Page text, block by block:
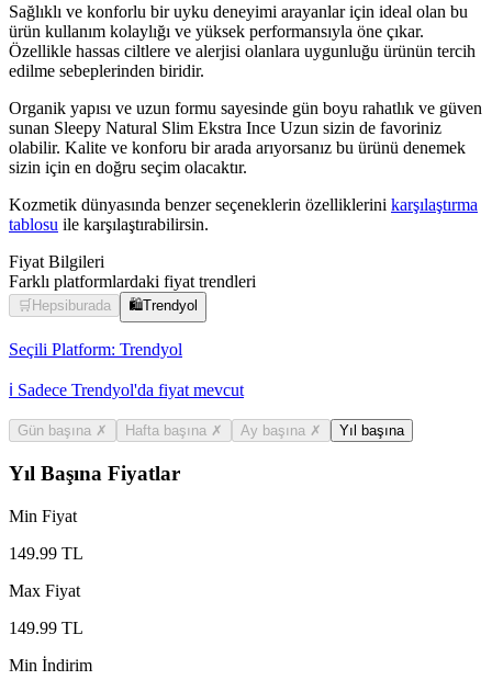
Sağlıklı ve konforlu bir uyku deneyimi arayanlar için ideal olan bu
ürün kullanım kolaylığı ve yüksek performansıyla öne çıkar.
Özellikle hassas ciltlere ve alerjisi olanlara uygunluğu ürünün tercih
edilme sebeplerinden biridir.
Organik yapısı ve uzun formu sayesinde gün boyu rahatlık ve güven
sunan Sleepy Natural Slim Ekstra Ince Uzun sizin de favoriniz
olabilir. Kalite ve konforu bir arada arıyorsanız bu ürünü denemek
sizin için en doğru seçim olacaktır.
Kozmetik dünyasında benzer seçeneklerin özelliklerini karşılaştırma
tablosu ile karşılaştırabilirsin.
Fiyat Bilgileri
Farklı platformlardaki fiyat trendleri
🛒Hepsiburada 🛍️Trendyol
Seçili Platform: Trendyol
ℹ️ Sadece Trendyol'da fiyat mevcut
Gün başına ✗ Hafta başına ✗ Ay başına ✗ Yıl başına
Yıl Başına Fiyatlar
Min Fiyat
149.99 TL
Max Fiyat
149.99 TL
Min İndirim